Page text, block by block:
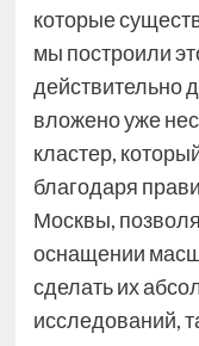
которые
мы построили
действительно
вложено уже
кластер,
благодаря
Москвы,
оснащении
сделать их
исследований,